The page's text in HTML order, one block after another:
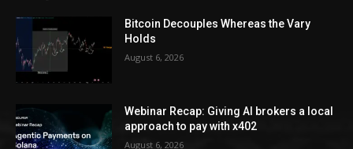
Bitcoin Decouples Whereas the Vary
Holds
August 6, 2026
Webinar Recap: Giving AI brokers a local
approach to pay with x402
August 6, 2026